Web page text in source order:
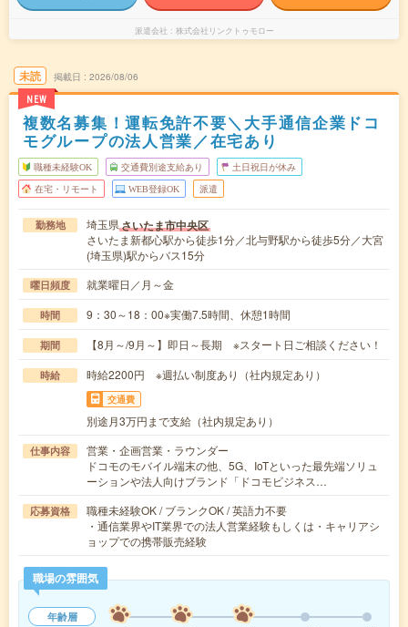
派遣会社 株式会社リンクトゥモロー
未読
NEW
掲載日 2026/08/06
複数名募集！運転免許不要＼大手通信企業ドコ
モグループの法人営業／在宅あり
職種未経験OK 交通費別途支給あり 土日祝日が休み
在宅・リモート WEB登録OK 派遣
勤務地 埼玉県さいたま市中央区
さいたま新都心駅から徒歩1分／北与野駅から徒歩5分／大宮
(埼玉県)駅からバス15分
曜日頻度 就業曜日／月～金
時間 9：30～18：00※実働7.5時間、休憩1時間
期間 【8月～/9月～】即日～長期 ※スタート日ご相談ください！
時給 時給2200円 ※週払い制度あり（社内規定あり）
交通費
別途月3万円まで支給（社内規定あり）
仕事内容
営業・企画営業・ラウンダー
ドコモのモバイル端末の他、5G、IoTといった最先端ソリュ
ーションや法人向けブランド「ドコモビジネス…
応募資格
職種未経験OK / ブランクOK / 英語力不要
・通信業界やIT業界での法人営業経験もしくは・キャリアシ
ョップでの携帯販売経験
職場の雰囲気
年齢層